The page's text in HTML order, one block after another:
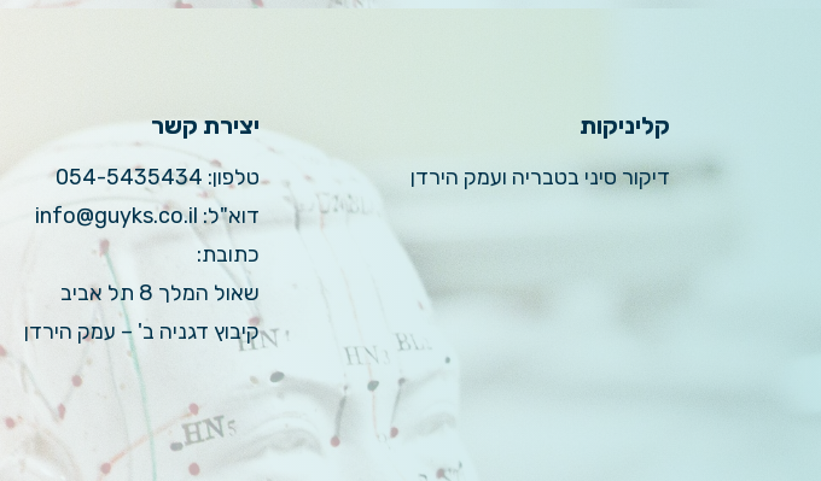
קליניקות
דיקור סיני בטבריה ועמק הירדן
יצירת קשר
טלפון: 054-5435434
דוא"ל: info@guyks.co.il
כתובת:
שאול המלך 8 תל אביב
קיבוץ דגניה ב' – עמק הירדן